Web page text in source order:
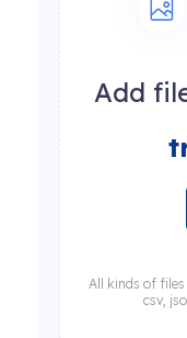
Add
All kinds of files
csv,